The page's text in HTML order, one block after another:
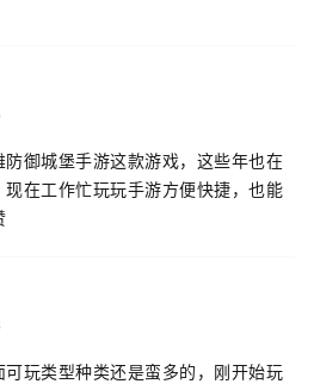
御城堡手游这款游戏，这些年也在
在工作忙玩玩手游方便快捷，也能
玩类型种类还是蛮多的，刚开始玩